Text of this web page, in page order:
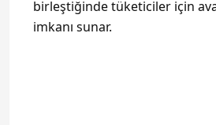
birleştiğinde tüketiciler için
imkanı sunar.